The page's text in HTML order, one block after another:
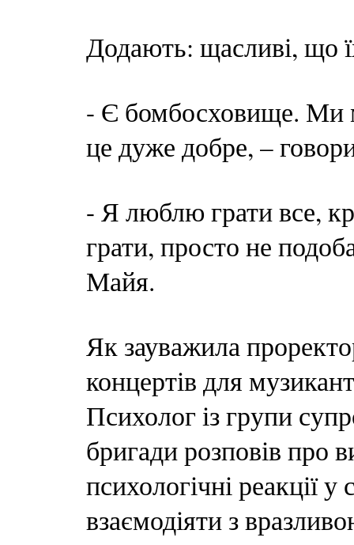
Додають: щасливі, що
- Є бомбосховище. Ми
це дуже добре, –
- Я люблю грати все,
грати, просто не
Майя.
Як зауважила
концертів для
Психолог із групи
бригади розповів про
психологічні реакції
взаємодіяти з